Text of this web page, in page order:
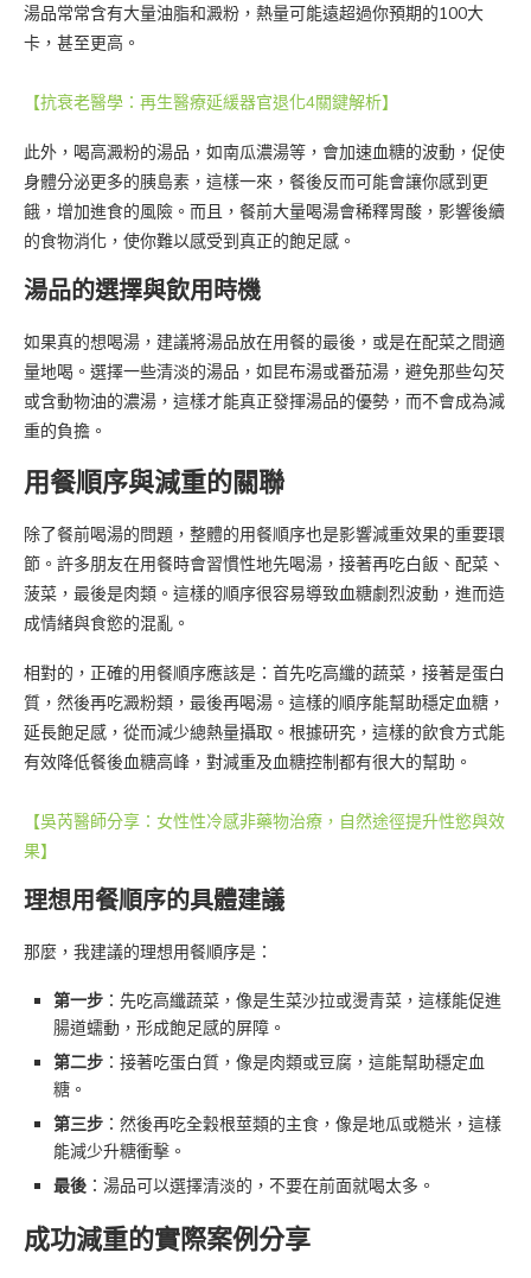
湯品常常含有大量油脂和澱粉，熱量可能遠超過你預期的100大
卡，甚至更高。
【抗衰老醫學：再生醫療延緩器官退化4關鍵解析】
此外，喝高澱粉的湯品，如南瓜濃湯等，會加速血糖的波動，促使
身體分泌更多的胰島素，這樣一來，餐後反而可能會讓你感到更
餓，增加進食的風險。而且，餐前大量喝湯會稀釋胃酸，影響後續
的食物消化，使你難以感受到真正的飽足感。
湯品的選擇與飲用時機
如果真的想喝湯，建議將湯品放在用餐的最後，或是在配菜之間適
量地喝。選擇一些清淡的湯品，如昆布湯或番茄湯，避免那些勾芡
或含動物油的濃湯，這樣才能真正發揮湯品的優勢，而不會成為減
重的負擔。
用餐順序與減重的關聯
除了餐前喝湯的問題，整體的用餐順序也是影響減重效果的重要環
節。許多朋友在用餐時會習慣性地先喝湯，接著再吃白飯、配菜、
菠菜，最後是肉類。這樣的順序很容易導致血糖劇烈波動，進而造
成情緒與食慾的混亂。
相對的，正確的用餐順序應該是：首先吃高纖的蔬菜，接著是蛋白
質，然後再吃澱粉類，最後再喝湯。這樣的順序能幫助穩定血糖，
延長飽足感，從而減少總熱量攝取。根據研究，這樣的飲食方式能
有效降低餐後血糖高峰，對減重及血糖控制都有很大的幫助。
【吳芮醫師分享：女性性冷感非藥物治療，自然途徑提升性慾與效
果】
理想用餐順序的具體建議
那麼，我建議的理想用餐順序是：
第一步 ：先吃高纖蔬菜，像是生菜沙拉或燙青菜，這樣能促進
腸道蠕動，形成飽足感的屏障。
第二步 ：接著吃蛋白質，像是肉類或豆腐，這能幫助穩定血
糖。
第三步 ：然後再吃全穀根莖類的主食，像是地瓜或糙米，這樣
能減少升糖衝擊。
最後 ：湯品可以選擇清淡的，不要在前面就喝太多。
成功減重的實際案例分享